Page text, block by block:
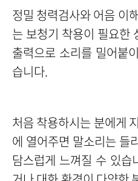
정밀 청력검사와 어음 이
는 보청기 착용이 필요한
출력으로 소리를 밀어붙
습니다.
처음 착용하시는 분에게
에 열어주면 말소리는 들
담스럽게 느껴질 수 있